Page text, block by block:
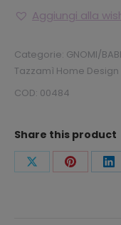
PIEDI
ESTENSILE
BOY
E
quantità
Aggiungi alla
Categorie: GNOMI/
Tazzamì Home Design
COD: 00484
Share this product
CondividiCondividi